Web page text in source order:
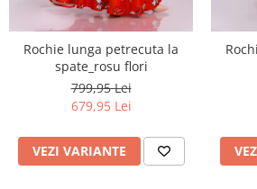
Rochie lunga petrecuta la
spate_rosu flori
799,95 Lei
679,95 Lei
VEZI VARIANTE